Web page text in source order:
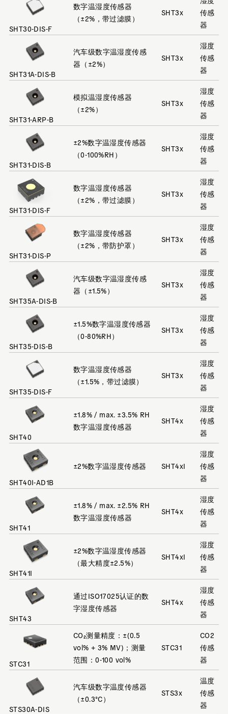
SHT30-DIS-F
数字温湿度传感器
（±2%，带过滤膜）
SHT3x
传感
器
SHT31A-DIS-B
汽车级数字温湿度传感
器（±2%）
SHT3x
湿度
传感
器
SHT31-ARP-B
模拟温湿度传感器
（±2%）
SHT3x
湿度
传感
器
SHT31-DIS-B
±2%数字温湿度传感器
（0-100%RH）
SHT3x
湿度
传感
器
SHT31-DIS-F
数字温湿度传感器
（±2%，带过滤膜）
SHT3x
湿度
传感
器
SHT31-DIS-P
数字温湿度传感器
（±2%，带防护罩）
SHT3x
湿度
传感
器
SHT35A-DIS-B
汽车级数字温湿度传感
器（±1.5%）
SHT3x
湿度
传感
器
SHT35-DIS-B
±1.5%数字温湿度传感器
（0-80%RH）
SHT3x
湿度
传感
器
SHT35-DIS-F
数字温湿度传感器
（±1.5%，带过滤膜）
SHT3x
湿度
传感
器
SHT40
±1.8% / max. ±3.5% RH
数字温湿度传感器
SHT4x
湿度
传感
器
SHT40I-AD1B
±2%数字温湿度传感器 SHT4xI
湿度
传感
器
SHT41
±1.8% / max. ±2.5% RH
数字温湿度传感器
SHT4x
湿度
传感
器
SHT41I
±2%数字温湿度传感器
（最大精度±2.5%）
SHT4xI
湿度
传感
器
SHT43
通过ISO17025认证的数
字湿度传感器
SHT4x
湿度
传感
器
STC31
CO₂测量精度：±(0.5
vol% + 3% MV)；测量
范围：0-100 vol%
STC31
CO2
传感
器
STS30A-DIS
汽车级数字温度传感器
（±0.3°C）
STS3x
温度
传感
器